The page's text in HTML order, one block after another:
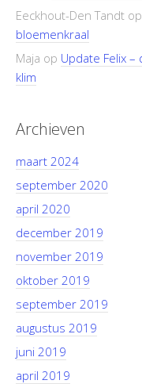
Eeckhout-Den Tandt op
bloemenkraal
Maja op Update Felix
klim
Archieven
maart 2024
september 2020
april 2020
december 2019
november 2019
oktober 2019
september 2019
augustus 2019
juni 2019
april 2019